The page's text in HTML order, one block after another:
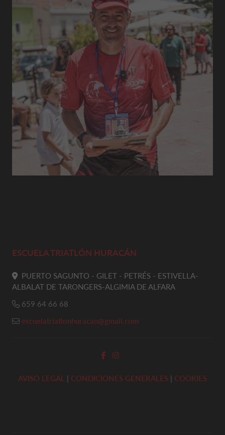
ESCUELA TRIATLÓN HURACÁN
PUERTO SAGUNTO - GILET - PETRÉS - ESTIVELLA-
ALBALAT DE TARONGERS-ALGIMIA DE ALFARA
659 64 66 68
escuelatriatlonhuracan@gmail.com
AVISO LEGAL | CONDICIONES GENERALES | COOKIES